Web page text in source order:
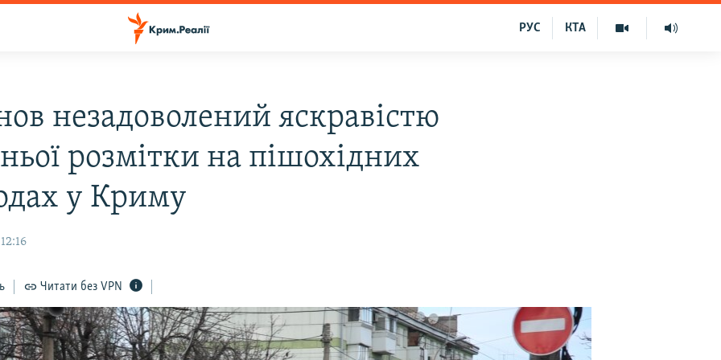
КТА
РУС
незадоволений яскравістю
розмітки на пішохідних
у Криму
Читати без VPN